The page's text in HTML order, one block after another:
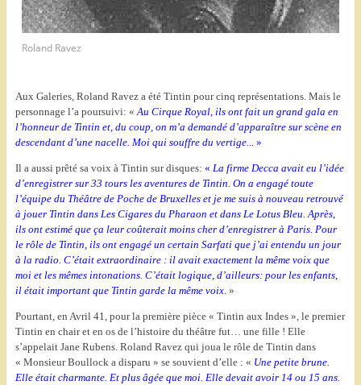
Roland Ravez
Aux Galeries, Roland Ravez a été Tintin pour cinq représentations. Mais le
personnage l’a poursuivi: « Au Cirque Royal, ils ont fait un grand gala en
l’honneur de Tintin et, du coup, on m’a demandé d’apparaître sur scène en
descendant d’une nacelle. Moi qui souffre du vertige.
.. »
Il a aussi prêté sa voix à Tintin sur disques: « La firme Decca avait eu l’idée
d’enregistrer sur 33 tours les aventures de Tintin. On a engagé toute
l’équipe du Théâtre de Poche de Bruxelles et je me suis à nouveau retrouvé
à jouer Tintin dans Les Cigares du Pharaon et dans Le Lotus Bleu. Après,
ils ont estimé que ça leur coûterait moins cher d’enregistrer à Paris. Pour
le rôle de Tintin, ils ont engagé un certain Sarfati que j’ai entendu un jour
à la radio. C’était extraordinaire : il avait exactement la même voix que
moi et les mêmes intonations. C’était logique, d’ailleurs: pour les enfants,
il était important que Tintin garde la même voix. »
Pourtant, en Avril 41, pour la première pièce « Tintin aux Indes », le premier
Tintin en chair et en os de l’histoire du théâtre fut… une fille ! Elle
s’appelait Jane Rubens. Roland Ravez qui joua le rôle de Tintin dans
« Monsieur Boullock a disparu » se souvient d’elle : « Une petite brune.
Elle était charmante. Et plus âgée que moi. Elle devait avoir 14 ou 15 ans.